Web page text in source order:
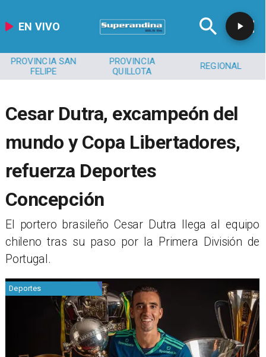
EN VIVO
PROVINCIA SAN
FELIPE
PROVINCIA
QUILLOTA
REGIONAL
Cesar Dutra, excampeón del
mundo y Copa Libertadores,
refuerza Deportes
Concepción
El portero brasileño Cesar Dutra llega al equipo
chileno tras su paso por la Primera División de
Portugal.
Deportes